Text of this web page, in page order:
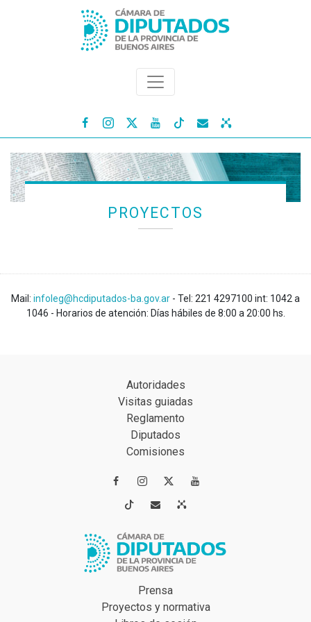
   
PROYECTOS
Mail: infoleg@hcdiputados-ba.gov.ar - Tel: 221 4297100 int: 1042 a
1046 - Horarios de atención: Días hábiles de 8:00 a 20:00 hs.
Autoridades
Visitas guiadas
Reglamento
Diputados
Comisiones
 
 
Prensa
Proyectos y normativa